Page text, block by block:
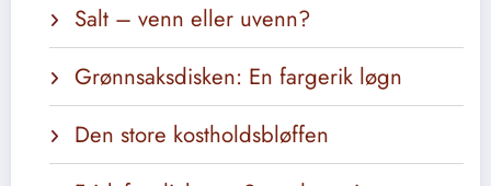
Salt – venn eller uvenn?
Grønnsaksdisken: En fargerik løgn
Den store kostholdsbløffen